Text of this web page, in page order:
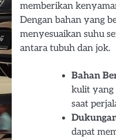
memberikan
Dengan bahan yang
menyesuaikan suhu
antara tubuh dan jok.
Bahan
kulit yang
saat
dapat